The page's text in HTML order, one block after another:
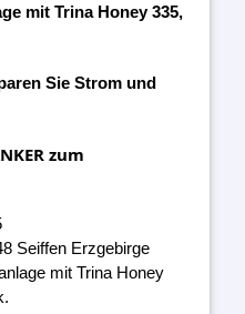
mit Trina Honey 335,
Sie Strom und
zum
Seiffen Erzgebirge
mit Trina Honey